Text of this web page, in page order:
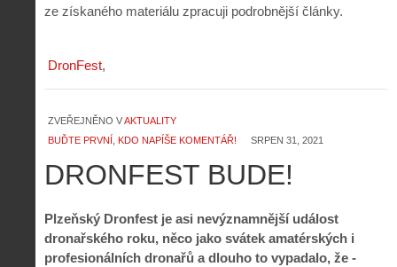
ze získaného materiálu zpracuji podrobnější články.
DronFest
ZVEŘEJNĚNO VAKTUALITY
BUĎTE PRVNÍ, KDO NAPÍŠE KOMENTÁŘ!
SRPEN 31, 2021
DRONFEST BUDE!
Plzeňský Dronfest je asi nevýznamnější událost
dronařského roku, něco jako svátek amatérských i
profesionálních dronařů a dlouho to vypadalo, že -